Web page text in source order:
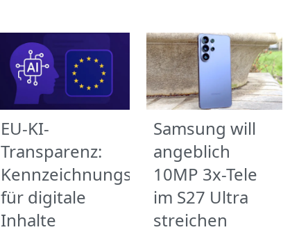
EU-KI-
Transparenz:
Kennzeichnungspflicht
für digitale
Inhalte
Samsung will
angeblich
10MP 3x-Tele
im S27 Ultra
streichen